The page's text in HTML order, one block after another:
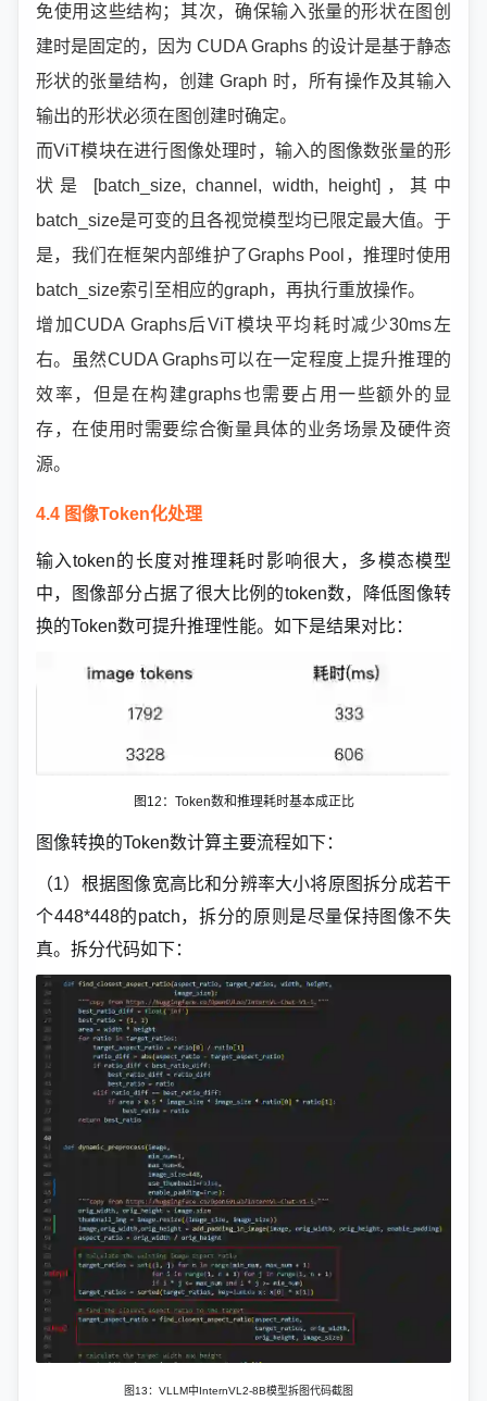
免使用这些结构；其次，确保输入张量的形状在图创
建时是固定的，因为 CUDA Graphs 的设计是基于静态
形状的张量结构，创建 Graph 时，所有操作及其输入
输出的形状必须在图创建时确定。
而ViT模块在进行图像处理时，输入的图像数张量的形
状是 [batch_size, channel, width, height]，其中
batch_size是可变的且各视觉模型均已限定最大值。于
是，我们在框架内部维护了Graphs Pool，推理时使用
batch_size索引至相应的graph，再执行重放操作。
增加CUDA Graphs后ViT模块平均耗时减少30ms左
右。虽然CUDA Graphs可以在一定程度上提升推理的
效率，但是在构建graphs也需要占用一些额外的显
存，在使用时需要综合衡量具体的业务场景及硬件资
源。
4.4 图像Token化处理
输入token的长度对推理耗时影响很大，多模态模型
中，图像部分占据了很大比例的token数，降低图像转
换的Token数可提升推理性能。如下是结果对比：
图12： Token数和推理耗时基本成正比
图像转换的Token数计算主要流程如下：
（1）根据图像宽高比和分辨率大小将原图拆分成若干
个448*448的patch，拆分的原则是尽量保持图像不失
真。拆分代码如下：
图13：VLLM中InternVL2-8B模型拆图代码截图